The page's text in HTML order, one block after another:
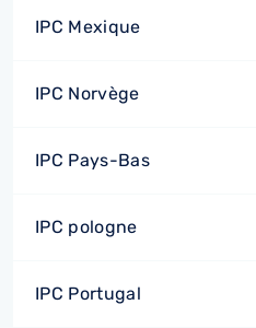
IPC Mexique
IPC Norvège
IPC Pays-Bas
IPC pologne
IPC Portugal